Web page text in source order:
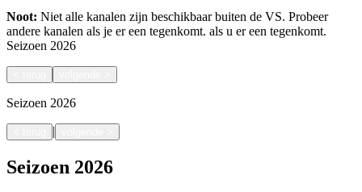
Noot: Niet alle kanalen zijn beschikbaar buiten de VS. Probeer
andere kanalen als je er een tegenkomt. als u er een tegenkomt.
Seizoen 2026
Seizoen 2026
|
Seizoen 2026